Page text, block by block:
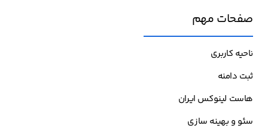
صفحات مهم
ناحیه کاربری
ثبت دامنه
هاست لینوکس ایران
سئو و بهینه سازی